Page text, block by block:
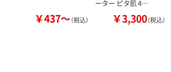
￥437～（税込）
ーター ピタ肌 4…
￥3,300（税込）